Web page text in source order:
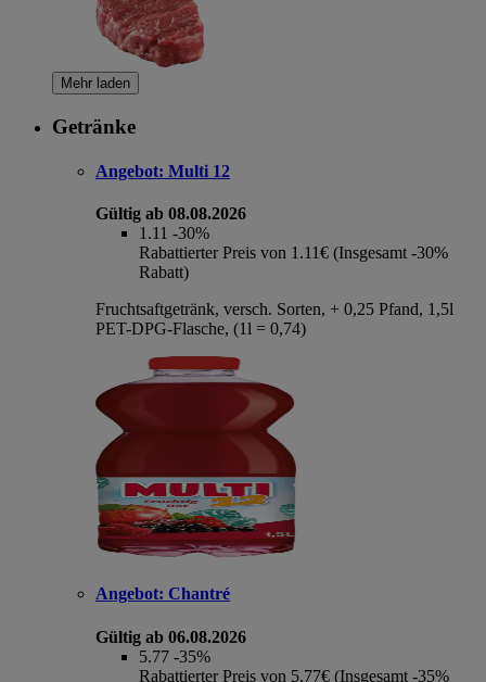
Mehr laden
Getränke
Angebot: Multi 12
Gültig ab 08.08.2026
1.11 -30%
Rabattierter Preis von 1.11€ (Insgesamt -30%
Rabatt)
Fruchtsaftgetränk, versch. Sorten, + 0,25 Pfand, 1,5l
PET-DPG-Flasche, (1l = 0,74)
Angebot: Chantré
Gültig ab 06.08.2026
5.77 -35%
Rabattierter Preis von 5.77€ (Insgesamt -35%